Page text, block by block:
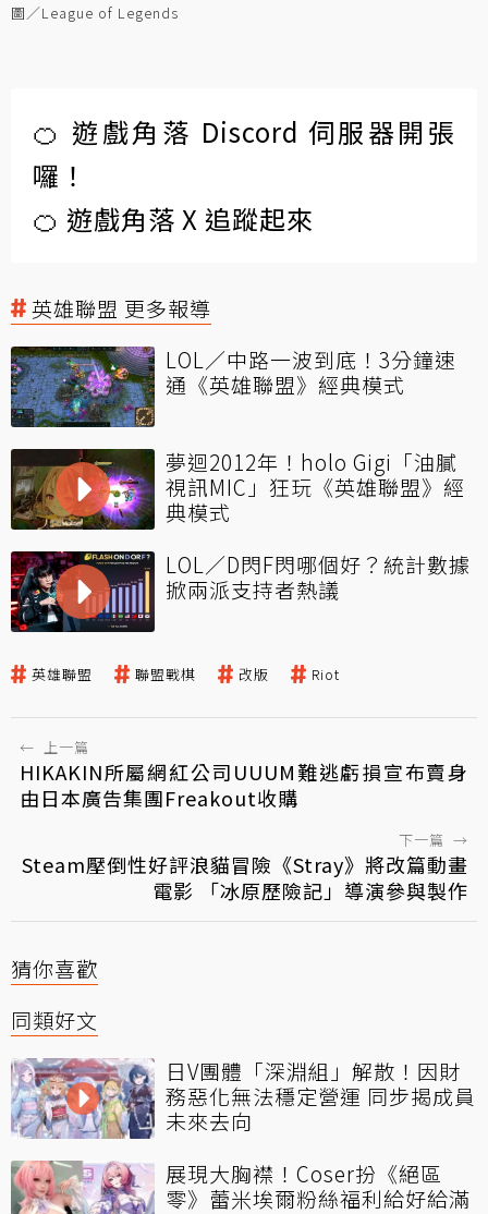
圖／League of Legends
🍊 遊戲角落 Discord 伺服器開張
囉！
🍊 遊戲角落 X 追蹤起來
英雄聯盟 更多報導
LOL／中路一波到底！3分鐘速
通《英雄聯盟》經典模式
夢迴2012年！holo Gigi「油膩
視訊MIC」狂玩《英雄聯盟》經
典模式
LOL／D閃F閃哪個好？統計數據
掀兩派支持者熱議
英雄聯盟 聯盟戰棋 改版 Riot
← 上一篇
HIKAKIN所屬網紅公司UUUM難逃虧損宣布賣身
由日本廣告集團Freakout收購
下一篇 →
Steam壓倒性好評浪貓冒險《Stray》將改篇動畫
電影 「冰原歷險記」導演參與製作
猜你喜歡
同類好文
日V團體「深淵組」解散！因財
務惡化無法穩定營運 同步揭成員
未來去向
展現大胸襟！Coser扮《絕區
零》蕾米埃爾粉絲福利給好給滿